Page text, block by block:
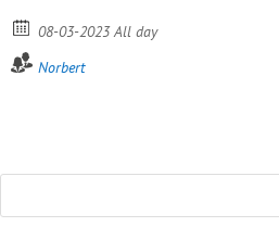
08-03-2023 All day
Norbert